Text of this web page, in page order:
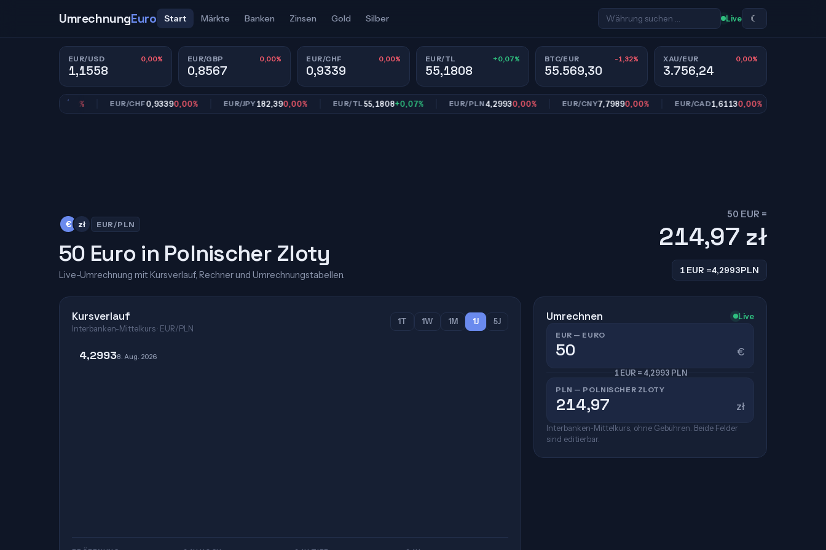
UmrechnungEuro Start Märkte Banken Zinsen Gold Silber Live ☾
EUR/USD 0,00%
1,1558
EUR/GBP 0,00%
0,8567
EUR/CHF 0,00%
0,9339
EUR/TL +0,07%
55,1808
BTC/EUR -1,32%
55.569,30
XAU/EUR 0,00%
3.756,24
EUR/CHF0,93390,00% EUR/JPY182,390,00% EUR/TL55,1808+0,07% EUR/PLN4,29930,00% EUR/CNY7,79890,00% EUR/CAD1,61130,00%
€ zł EUR/PLN
50 Euro in Polnischer Zloty
Live-Umrechnung mit Kursverlauf, Rechner und Umrechnungstabellen.
50 EUR =
214,97 zł
1 EUR =4,2993PLN
Kursverlauf
Interbanken-Mittelkurs · EUR/PLN
1T 1W 1M 1J 5J
4,29938. Aug. 2026
Umrechnen Live
EUR — EURO
€
1 EUR = 4,2993 PLN
PLN — POLNISCHER ZLOTY
zł
Interbanken-Mittelkurs, ohne Gebühren. Beide Felder
sind editierbar.